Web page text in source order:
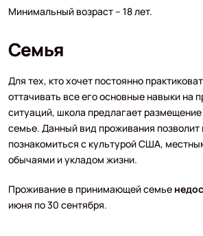
Минимальный возраст – 18 лет.
Семья
Для тех, кто хочет постоянно
оттачивать все его основные навыки на
ситуаций, школа предлагает
семье. Данный вид проживания
познакомиться с культурой США,
обычаями и укладом жизни.
Проживание в принимающей семье
июня по 30 сентября.